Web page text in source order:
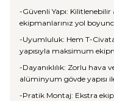
-Güvenli Yapı:
ekipmanlarınız yol
-Uyumluluk: Hem T-
yapısıyla maksimum
-Dayanıklılık: Zorlu hava
alüminyum gövde yapısı
-Pratik Montaj: Ekstra